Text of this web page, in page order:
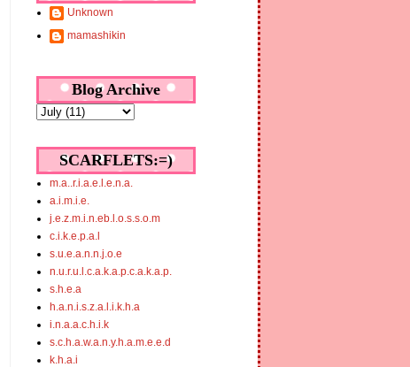
Unknown
mamashikin
Blog Archive
SCARFLETS:=)
m.a..r.i.a.e.l.e.n.a.
a.i.m.i.e.
j.e.z.m.i.n.eb.l.o.s.s.o.m
c.i.k.e.p.a.l
s.u.e.a.n.n.j.o.e
n.u.r.u.l.c.a.k.a.p.c.a.k.a.p.
s.h.e.a
h.a.n.i.s.z.a.l.i.k.h.a
i.n.a.a.c.h.i.k
s.c.h.a.w.a.n.y.h.a.m.e.e.d
k.h.a.i